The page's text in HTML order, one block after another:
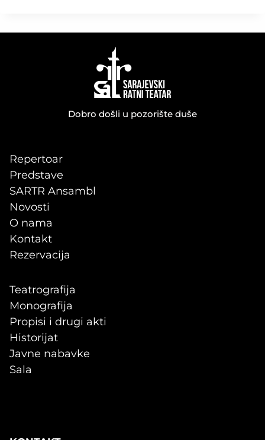
Dobro došli u pozorište duše
Repertoar
Predstave
SARTR Ansambl
Novosti
O nama
Kontakt
Rezervacija
Teatrografija
Monografija
Propisi i drugi akti
Historijat
Javne nabavke
Sala